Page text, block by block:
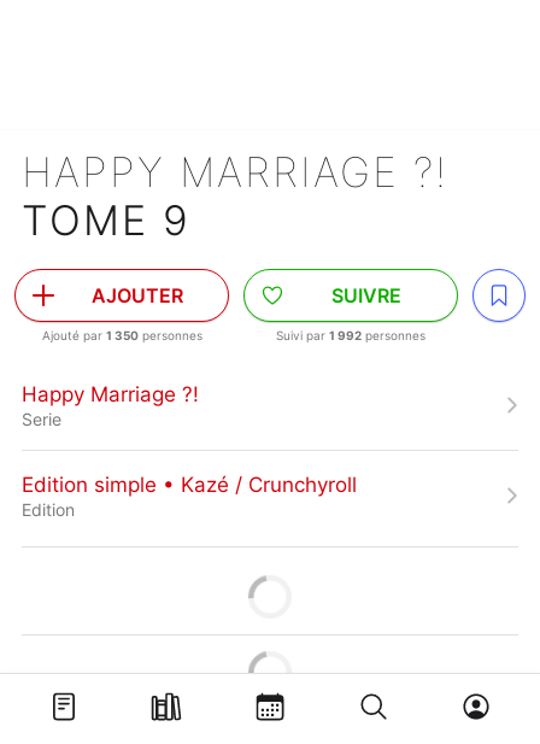
HAPPY MARRIAGE ?!
TOME 9
AJOUTER
Ajouté par 1 350personnes
SUIVRE
Suivi par 1 992 personnes
Happy Marriage ?!
Serie
Edition simple • Kazé / Crunchyroll
Edition